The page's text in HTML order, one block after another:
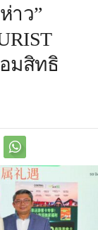
าว”
มสิทธิ